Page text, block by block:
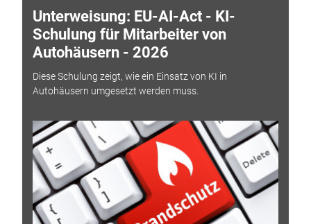
Unterweisung: EU-AI-Act - KI-
Schulung für Mitarbeiter von
Autohäusern - 2026
Diese Schulung zeigt, wie ein Einsatz von KI in
Autohäusern umgesetzt werden muss.